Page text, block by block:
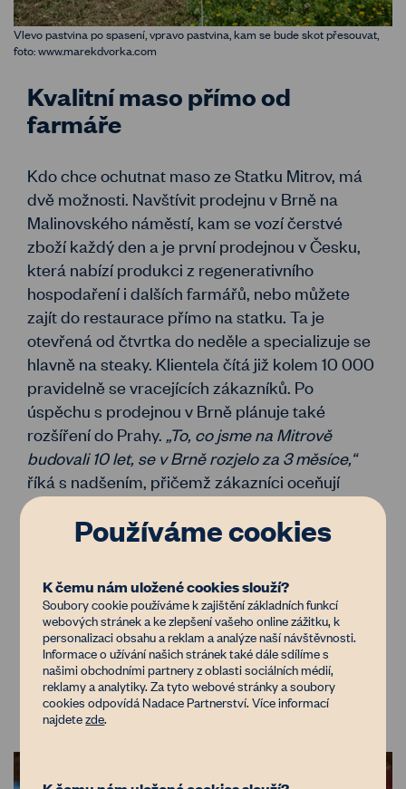
Vlevo pastvina po spasení, vpravo pastvina, kam se bude skot přesouvat,
foto: www.marekdvorka.com
Kvalitní maso přímo od
farmáře
Kdo chce ochutnat maso ze Statku Mitrov, má
dvě možnosti. Navštívit prodejnu v Brně na
Malinovského náměstí, kam se vozí čerstvé
zboží každý den a je první prodejnou v Česku,
která nabízí produkci z regenerativního
hospodaření i dalších farmářů, nebo můžete
zajít do restaurace přímo na statku. Ta je
otevřená od čtvrtka do neděle a specializuje se
hlavně na steaky. Klientela čítá již kolem 10 000
pravidelně se vracejících zákazníků. Po
úspěchu s prodejnou v Brně plánuje také
rozšíření do Prahy. „To, co jsme na Mitrově
budovali 10 let, se v Brně rozjelo za 3 měsíce,“
říká s nadšením, přičemž zákazníci oceňují
především kvalitu a etický původ masa.
ani tatarákem. Jídlo při práci na statku musí být
jednoduché a vydatné. Ráno si rodina Kalných
dává vajíčka se špekem nebo na másle, na
svačinu je vývar a na oběd Karel rád sáhne po
steaku nebo jakémkoliv hotovém jídle z vlastní
restaurace. Má rád také pečivo, ale jí ho málo.
Používáme cookies
K čemu nám uložené cookies slouží?
Soubory cookie používáme k zajištění základních funkcí
webových stránek a ke zlepšení vašeho online zážitku, k
personalizaci obsahu a reklam a analýze naší návštěvnosti.
Informace o užívání našich stránek také dále sdílíme s
našimi obchodními partnery z oblasti sociálních médií,
reklamy a analytiky. Za tyto webové stránky a soubory
cookies odpovídá Nadace Partnerství. Více informací
najdetezde.